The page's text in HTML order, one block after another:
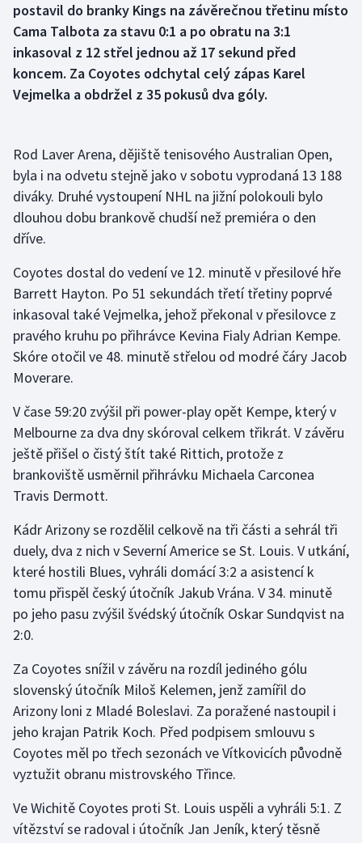
Florbal
Futsal
Gymnastika
Házená
Jezdectví
Judo
Krasobruslení
Lezení
Moderní pětiboj
Motorsport
Olympijské hry
Parasport
Plavání
Plážový volejbal
Ragby
Rychlobruslení
Rychlostní kanoistika
Short track
Sportovní střelba
postavil do branky Kings na závěrečnou třetinu místo
Cama Talbota za stavu 0:1 a po obratu na 3:1
inkasoval z 12 střel jednou až 17 sekund před
koncem. Za Coyotes odchytal celý zápas Karel
Vejmelka a obdržel z 35 pokusů dva góly.
Rod Laver Arena, dějiště tenisového Australian Open,
byla i na odvetu stejně jako v sobotu vyprodaná 13 188
diváky. Druhé vystoupení NHL na jižní polokouli bylo
dlouhou dobu brankově chudší než premiéra o den
dříve.
Coyotes dostal do vedení ve 12. minutě v přesilové hře
Barrett Hayton. Po 51 sekundách třetí třetiny poprvé
inkasoval také Vejmelka, jehož překonal v přesilovce z
pravého kruhu po přihrávce Kevina Fialy Adrian Kempe.
Skóre otočil ve 48. minutě střelou od modré čáry Jacob
Moverare.
V čase 59:20 zvýšil při power-play opět Kempe, který v
Melbourne za dva dny skóroval celkem třikrát. V závěru
ještě přišel o čistý štít také Rittich, protože z
brankoviště usměrnil přihrávku Michaela Carconea
Travis Dermott.
Kádr Arizony se rozdělil celkově na tři části a sehrál tři
duely, dva z nich v Severní Americe se St. Louis. V utkání,
které hostili Blues, vyhráli domácí 3:2 a asistencí k
tomu přispěl český útočník Jakub Vrána. V 34. minutě
po jeho pasu zvýšil švédský útočník Oskar Sundqvist na
2:0.
Za Coyotes snížil v závěru na rozdíl jediného gólu
slovenský útočník Miloš Kelemen, jenž zamířil do
Arizony loni z Mladé Boleslavi. Za poražené nastoupil i
jeho krajan Patrik Koch. Před podpisem smlouvu s
Coyotes měl po třech sezonách ve Vítkovicích původně
vyztužit obranu mistrovského Třince.
Ve Wichitě Coyotes proti St. Louis uspěli a vyhráli 5:1. Z
vítězství se radoval i útočník Jan Jeník, který těsně